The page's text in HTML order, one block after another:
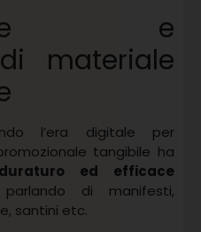
e
materiale
l’era digitale per
tangibile ha
ed efficace
parlando di manifesti,
santini etc.